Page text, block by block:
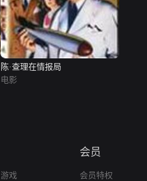
陈·查理在情报局
电影
游戏
会员
会员特权